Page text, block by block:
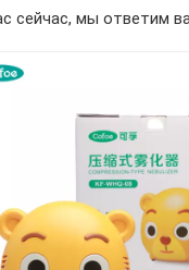
сейчас, мы ответим